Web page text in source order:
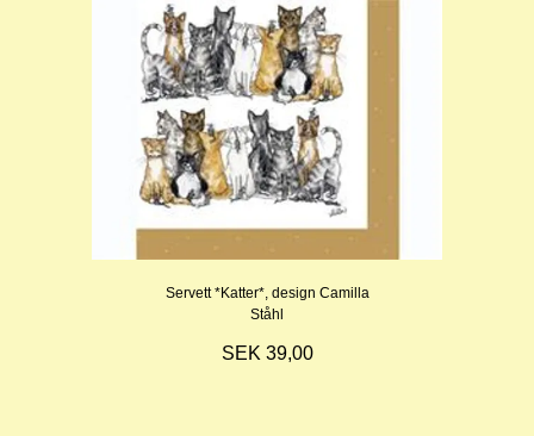
Servett *Katter*, design Camilla
Ståhl
SEK 39,00